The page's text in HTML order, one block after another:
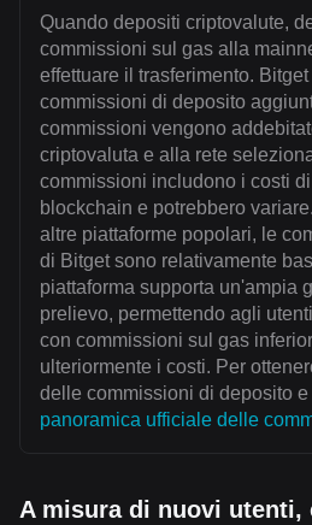
Quando depositi criptovalute,
commissioni sul gas alla
effettuare il trasferimento.
commissioni di deposito
commissioni vengono
criptovaluta e alla rete
commissioni includono i costi
blockchain e potrebbero
altre piattaforme popolari, le
di Bitget sono relativamente
piattaforma supporta un'ampia
prelievo, permettendo agli
con commissioni sul gas
ulteriormente i costi. Per
delle commissioni di deposito
panoramica ufficiale delle
A misura di nuovi utenti,